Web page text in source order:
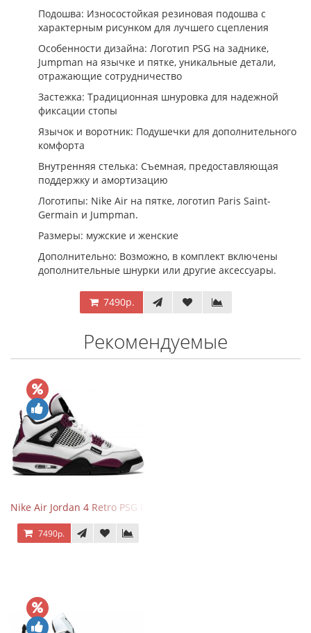
Подошва: Износостойкая резиновая подошва с
характерным рисунком для лучшего сцепления
Особенности дизайна: Логотип PSG на заднике,
Jumpman на язычке и пятке, уникальные детали,
отражающие сотрудничество
Застежка: Традиционная шнуровка для надежной
фиксации стопы
Язычок и воротник: Подушечки для дополнительного
комфорта
Внутренняя стелька: Съемная, предоставляющая
поддержку и амортизацию
Логотипы: Nike Air на пятке, логотип Paris Saint-
Germain и Jumpman.
Размеры: мужские и женские
Дополнительно: Возможно, в комплект включены
дополнительные шнурки или другие аксессуары.
7490р.
Рекомендуемые
Nike Air Jordan 4 Retro PSG Paris Saint-Germain
7490р.